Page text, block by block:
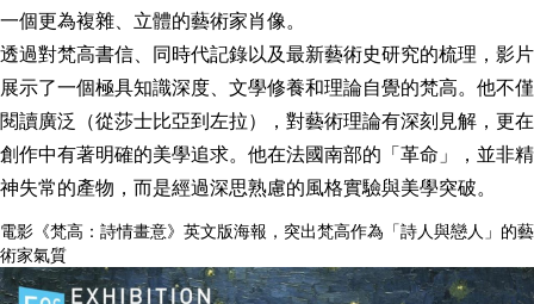
一個更為複雜、立體的藝術家肖像。
透過對梵高書信、同時代記錄以及最新藝術史研究的梳理，影片
展示了一個極具知識深度、文學修養和理論自覺的梵高。他不僅
閱讀廣泛（從莎士比亞到左拉），對藝術理論有深刻見解，更在
創作中有著明確的美學追求。他在法國南部的「革命」，並非精
神失常的產物，而是經過深思熟慮的風格實驗與美學突破。
電影《梵高：詩情畫意》英文版海報，突出梵高作為「詩人與戀人」的藝
術家氣質